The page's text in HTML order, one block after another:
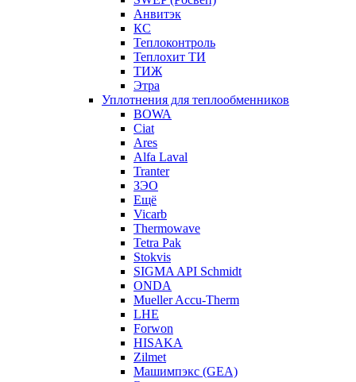
Анвитэк
КС
Теплоконтроль
Теплохит ТИ
ТИЖ
Этра
Уплотнения для теплообменников
BOWA
Ciat
Ares
Alfa Laval
Tranter
ЗЭО
Ещё
Vicarb
Thermowave
Tetra Pak
Stokvis
SIGMA API Schmidt
ONDA
Mueller Accu-Therm
LHE
Forwon
HISAKA
Zilmet
Машимпэкс (GEA)